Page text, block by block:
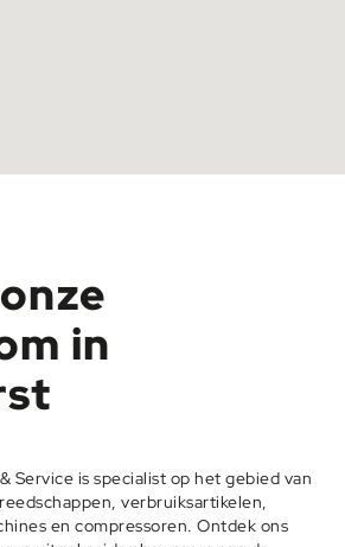
in
Service is specialist op het gebied van
verbruiksartikelen,
en compressoren. Ontdek ons